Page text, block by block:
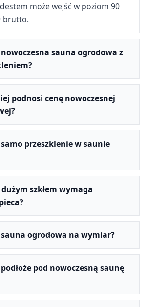
może wejść w poziom 90
brutto.
sauna ogrodowa z
podnosi cenę nowoczesnej
przeszklenie w saunie
dużym szkłem wymaga
ogrodowa na wymiar?
pod nowoczesną saunę